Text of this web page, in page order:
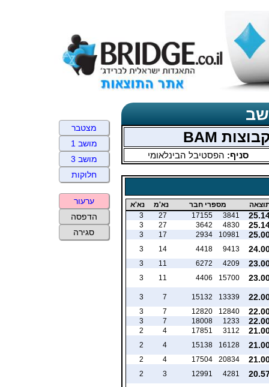
סניף: הפסטיבל הבינלאומי
מספרי חבר נא'מ נא'א
3841
17155
27
3
4830
3642
27
3
10981
2934
17
3
9413
4418
14
3
4209
6272
11
3
15700
4406
11
3
13339
15132
7
3
12840
12820
7
3
1233
18008
7
3
3112
17851
4
2
16128
15138
4
2
20834
17504
4
2
4281
12991
3
2
מצטבר
מושב 1
מושב 3
חלוקות
ערעור
הדפסה
סגירה